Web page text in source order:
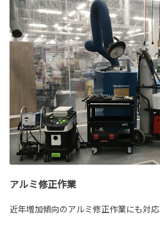
アルミ修正作業
近年増加傾向のアルミ修正作業にも対応